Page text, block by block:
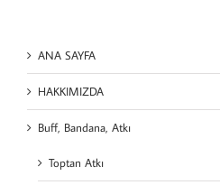
ANA SAYFA
HAKKIMIZDA
Buff, Bandana, Atkı
Toptan Atkı